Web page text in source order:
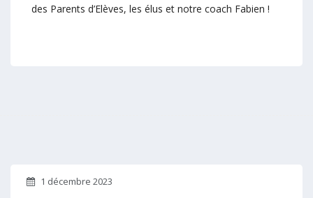
des Parents d’Elèves, les élus et notre coach Fabien !
1 décembre 2023